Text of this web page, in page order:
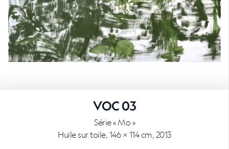
VOC 03
Série « Mo »
Huile sur toile, 146 × 114 cm, 2013